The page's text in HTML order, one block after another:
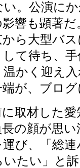
い。公演に
響も顕著
から大型バ
て待ち、
温かく迎え
が、ブロ
取材した愛
の顔が思
運び、「総
いたい」と